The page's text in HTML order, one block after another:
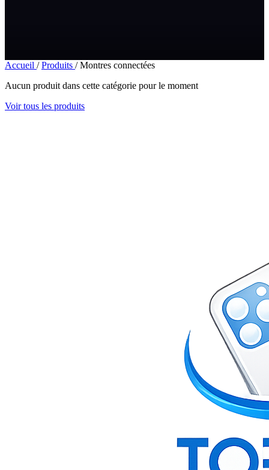
Accueil / Produits / Montres connectées
Aucun produit dans cette catégorie pour le moment
Voir tous les produits